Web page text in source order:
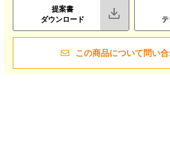
提案書
ダウンロード
この商品について問い